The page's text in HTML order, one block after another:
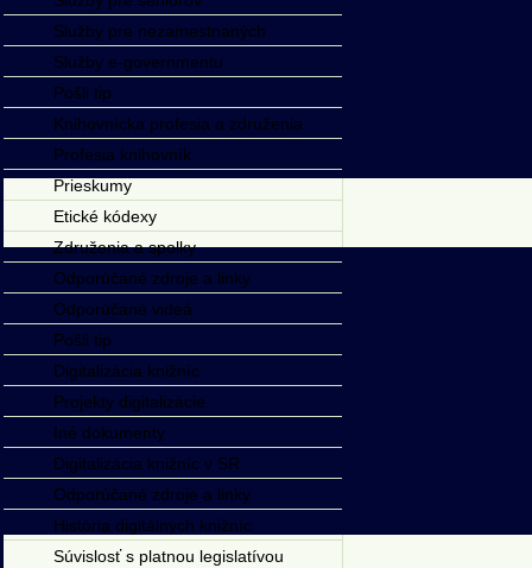
Služby pre nezamestnaných
Služby e-governmentu
Pošli tip
Knihovnícka profesia a združenia
Profesia knihovník
Prieskumy
Etické kódexy
Združenia a spolky
Odporúčané zdroje a linky
Odporúčané videá
Pošli tip
Digitalizácia knižníc
Projekty digitalizácie
Iné dokumenty
Digitalizácia knižníc v SR
Odporúčané zdroje a linky
História digitálnych knižníc
Súvislosť s platnou legislatívou